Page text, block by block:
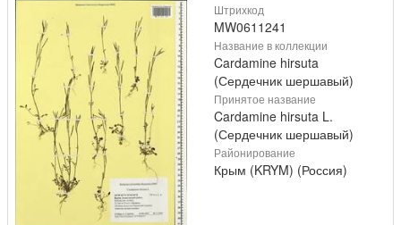
Штрихкод
MW0611241
Название в коллекции
Cardamine hirsuta
(Сердечник шершавый)
Принятое название
Cardamine hirsuta L.
(Сердечник шершавый)
Районирование
Крым (KRYM) (Россия)